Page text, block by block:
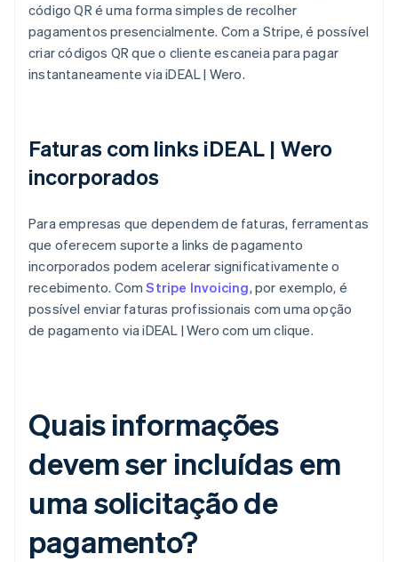
código QR é uma forma simples de recolher
pagamentos presencialmente. Com a Stripe, é possível
criar códigos QR que o cliente escaneia para pagar
instantaneamente via iDEAL | Wero.
Faturas com links iDEAL | Wero
incorporados
Para empresas que dependem de faturas, ferramentas
que oferecem suporte a links de pagamento
incorporados podem acelerar significativamente o
recebimento. ComStripe Invoicing, por exemplo, é
possível enviar faturas profissionais com uma opção
de pagamento via iDEAL | Wero com um clique.
Quais informações
devem ser incluídas em
uma solicitação de
pagamento?